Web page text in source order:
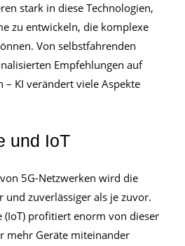
stark in diese Technologien,
zu entwickeln, die komplexe
Von selbstfahrenden
Empfehlungen auf
KI verändert viele Aspekte
und IoT
5G-Netzwerken wird die
und zuverlässiger als je zuvor.
(IoT) profitiert enorm von dieser
mehr Geräte miteinander